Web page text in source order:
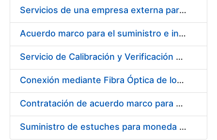
Servicios de una empresa externa para el asesoramiento y resolución de los recursos de alzada que se presentan relacionados con procesos de selección para la FNMT-RCM
Acuerdo marco para el suministro e instalación de persianas, estores y otros complementos
Servicio de Calibración y Verificación Externa de los Equipos de Medición del Servicio de Prevención de la FNMT-RCM
Conexión mediante Fibra Óptica de los Centros de Proceso de Datos (CPDs) de las sedes de la FNMT-RCM de Burgos y Madrid
Contratación de acuerdo marco para el Suministro de Material de Electricidad para la Fábrica Nacional de Moneda y Timbre-Real Casa de la Moneda en su centro de trabajo de Burgos
Suministro de estuches para moneda de 30 €